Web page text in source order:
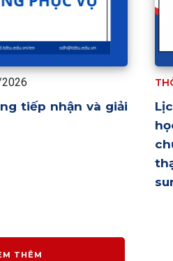
tiếp nhận và giải
THÊM